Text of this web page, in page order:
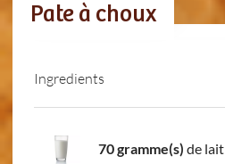
Pate à choux
Ingredients
70 gramme(s) de lait